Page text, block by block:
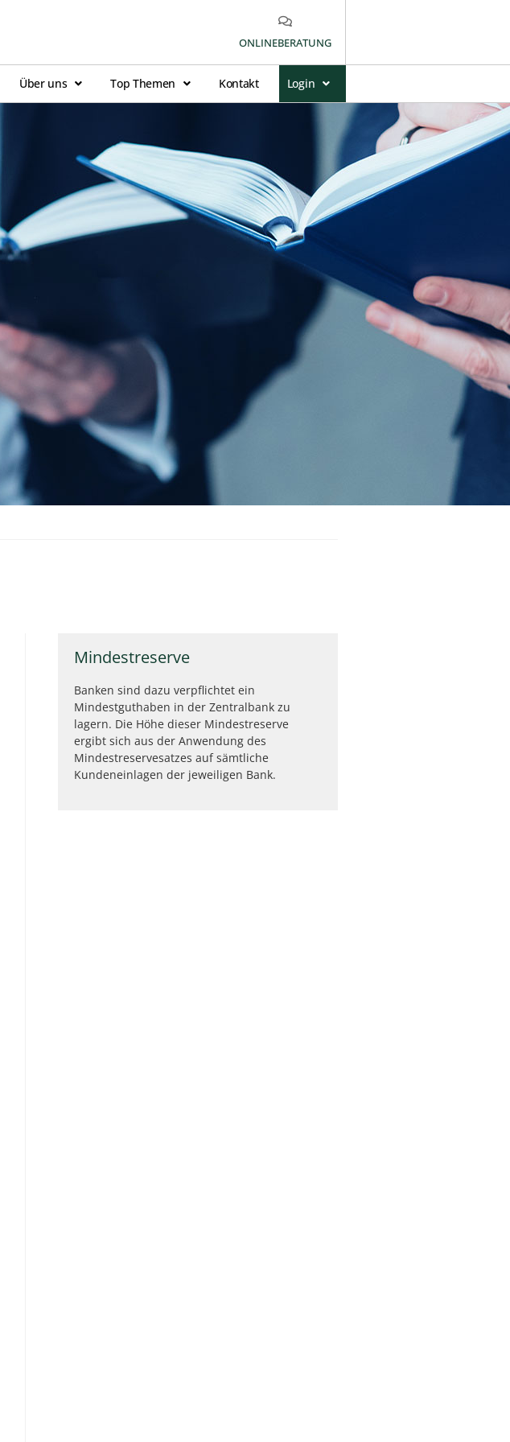
ONLINEBERATUNG
Über uns Top Themen Kontakt Login
Mindestreserve
Banken sind dazu verpflichtet ein
Mindestguthaben in der Zentralbank zu
lagern. Die Höhe dieser Mindestreserve
ergibt sich aus der Anwendung des
Mindestreservesatzes auf sämtliche
Kundeneinlagen der jeweiligen Bank.